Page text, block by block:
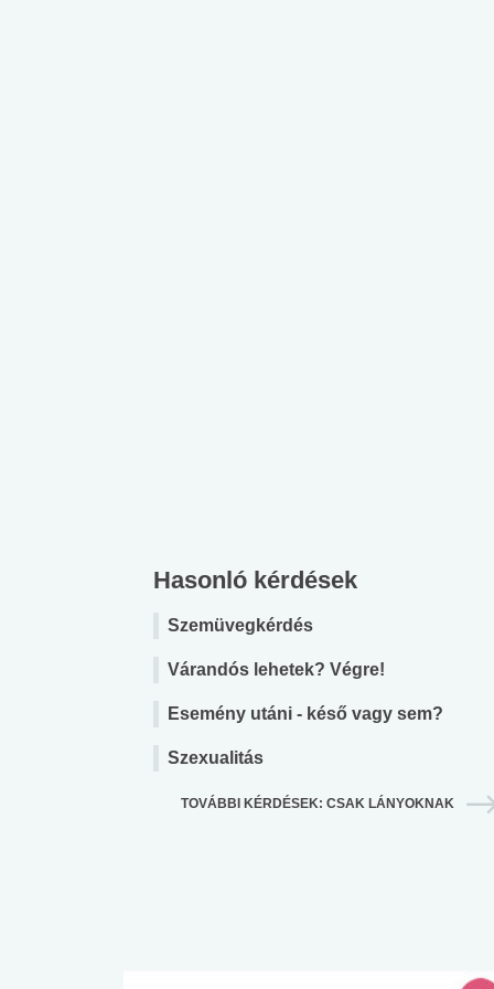
Hasonló kérdések
Szemüvegkérdés
Várandós lehetek? Végre!
Esemény utáni - késő vagy sem?
Szexualitás
TOVÁBBI KÉRDÉSEK: CSAK LÁNYOKNAK